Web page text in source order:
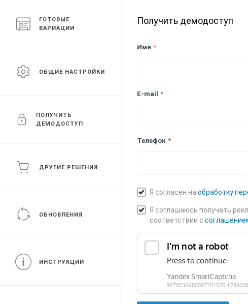
Конструктор лендинговых сайтов
ГОТОВЫЕ
ВАРИАЦИИ
ОБЩИЕ НАСТРОЙКИ
ПОЛУЧИТЬ
ДЕМОДОСТУП
ДРУГИЕ РЕШЕНИЯ
ОБНОВЛЕНИЯ
ИНСТРУКЦИИ
Получить демодоступ
Имя *
E-mail *
Телефон *
Я согласен на обработку
Я соглашаюсь получать
соответствии с
Главная
Дрели и
Другие категории